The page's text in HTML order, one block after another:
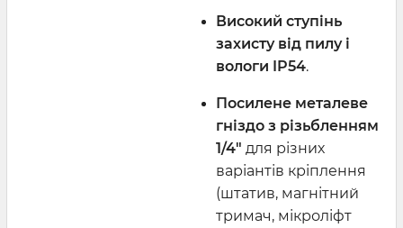
Високий ступінь
захисту від пилу і
вологи IP54.
Посилене металеве
гніздо з різьбленням
1/4" для різних
варіантів кріплення
(штатив, магнітний
тримач, мікроліфт